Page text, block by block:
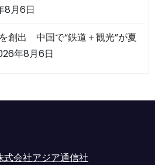
8月6日
創出 中国で“鉄道＋観光”が夏
年8月6日
式会社アジア通信社